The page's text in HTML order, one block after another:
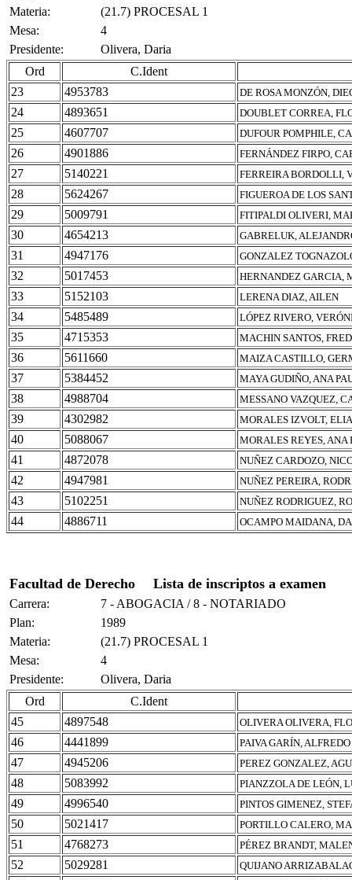
Materia:
(21.7) PROCESAL 1
Mesa:
4
Presidente:
Olivera, Daria
Ord
C.Ident
23
4953783 DE ROSA MONZÓN,
24 4893651 DOUBLET CORREA,
25 4607707 DUFOUR POMPHILE,
26 4901886 FERNÁNDEZ FIRPO,
27 5140221 FERREIRA BORDOLLI,
28 5624267 FIGUEROA DE LOS
29 5009791 FITIPALDI OLIVERI,
30 4654213 GABRELUK,
31 4947176 GONZALEZ
32 5017453 HERNANDEZ GARCIA,
33 5152103 LERENA DIAZ, AILEN
34 5485489 LÓPEZ RIVERO,
35 4715353 MACHIN SANTOS,
36 5611660 MAIZA CASTILLO,
37 5384452 MAYA GUDIÑO, ANA
38 4988704 MESSANO VAZQUEZ,
39 4302982 MORALES IZVOLT,
40 5088067 MORALES REYES, ANA
41 4872078 NUÑEZ CARDOZO,
42 4947981 NUÑEZ PEREIRA,
43 5102251 NUÑEZ RODRIGUEZ,
44 4886711 OCAMPO MAIDANA,
Facultad de Derecho Lista de inscriptos a examen
Carrera:
7 - ABOGACIA / 8 - NOTARIADO
Plan:
1989
Materia:
(21.7) PROCESAL 1
Mesa:
4
Presidente:
Olivera, Daria
Ord
C.Ident
45
4897548 OLIVERA OLIVERA,
46 4441899 PAIVA GARÍN, ALFREDO
47 4945206 PEREZ GONZALEZ,
48 5083992 PIANZZOLA DE LEÓN,
49 4996540 PINTOS GIMENEZ,
50 5021417 PORTILLO CALERO,
51 4768273 PÉREZ BRANDT,
52 5029281 QUIJANO